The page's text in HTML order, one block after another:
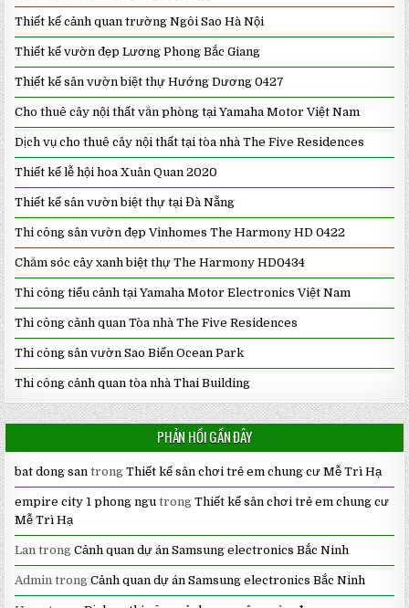
Thiết kế cảnh quan trường Ngôi Sao Hà Nội
Thiết kế vườn đẹp Lương Phong Bắc Giang
Thiết kế sân vườn biệt thự Hướng Dương 0427
Cho thuê cây nội thất văn phòng tại Yamaha Motor Việt Nam
Dịch vụ cho thuê cây nội thất tại tòa nhà The Five Residences
Thiết kế lễ hội hoa Xuân Quan 2020
Thiết kế sân vườn biệt thự tại Đà Nẵng
Thi công sân vườn đẹp Vinhomes The Harmony HD 0422
Chăm sóc cây xanh biệt thự The Harmony HD0434
Thi công tiểu cảnh tại Yamaha Motor Electronics Việt Nam
Thi công cảnh quan Tòa nhà The Five Residences
Thi công sân vườn Sao Biển Ocean Park
Thi công cảnh quan tòa nhà Thai Building
PHẢN HỒI GẦN ĐÂY
bat dong san trongThiết kế sân chơi trẻ em chung cư Mễ Trì Hạ
empire city 1 phong ngu trongThiết kế sân chơi trẻ em chung cư
Mễ Trì Hạ
Lan trongCảnh quan dự án Samsung electronics Bắc Ninh
Admin trongCảnh quan dự án Samsung electronics Bắc Ninh